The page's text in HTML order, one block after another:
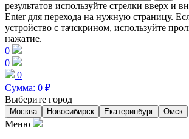
результатов используйте стрелки вверх и
Enter для перехода на нужную страницу.
устройство с тачскрином, используйте
нажатие.
0
0
0
Сумма: 0 ₽
Выберите город
Москва Новосибирск Екатеринбург Омск
Меню